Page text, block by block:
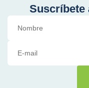
Suscríbete